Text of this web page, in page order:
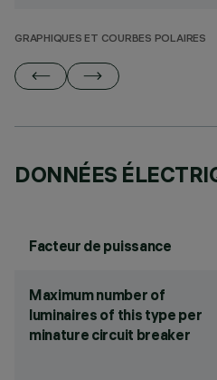
GRAPHIQUES ET COURBES POLAIRES
DONNÉES
Facteur de puissance
Maximum number of
luminaires of this type per
minature circuit breaker